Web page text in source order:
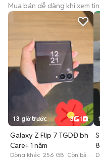
Mua bán dễ dàng khi xem
13 giờ trước 3 1
Galaxy Z Flip 7 TGDĐ bh
Care+ 1 năm
Dòng khác 256 GB Còn bảo